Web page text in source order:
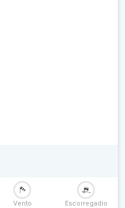
Vento Escorregadio